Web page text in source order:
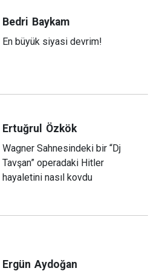
Bedri Baykam
En büyük siyasi devrim!
Ertuğrul Özkök
Wagner Sahnesindeki bir “Dj
Tavşan” operadaki Hitler
hayaletini nasıl kovdu
Ergün Aydoğan